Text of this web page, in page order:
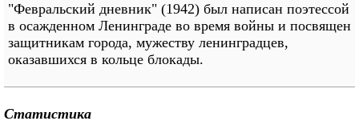
"Февральский дневник" (1942) был написан поэтессой
в осажденном Ленинграде во время войны и посвящен
защитникам города, мужеству ленинградцев,
оказавшихся в кольце блокады.
Статистика